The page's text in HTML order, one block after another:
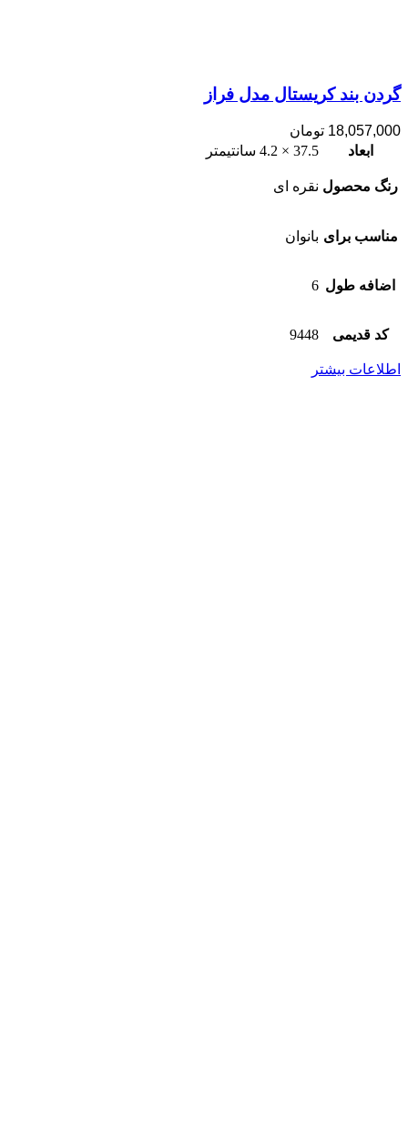
گردن بند کریستال مدل فراز
18,057,000 تومان
ابعاد
37.5 × 4.2 سانتیمتر
رنگ محصول نقره ای
مناسب برای بانوان
اضافه طول 6
کد قدیمی 9448
اطلاعات بیشتر